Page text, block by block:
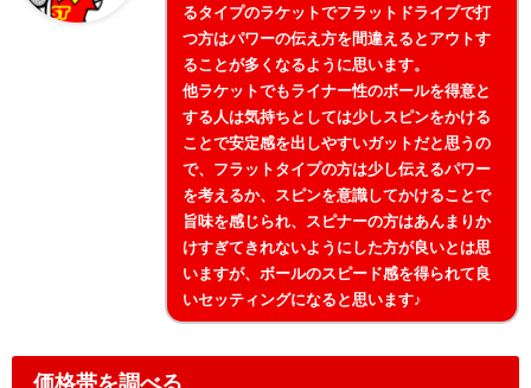
るタイプのラケットでフラットドライブで打
つ方はパワーの伝え方を間違えるとアウトす
ることが多くなるように思います。
他ラケットでもライナー性のボールを得意と
する人は気持ちとしては少しスピンをかける
ことで安定感を出しやすいガットだと思うの
で、フラットタイプの方は少し伝えるパワー
を考えるか、スピンを意識してかけることで
旨味を感じられ、スピナーの方はあんまりか
けすぎてきれないようにした方が良いとは思
いますが、ボールのスピード感を得られて良
いセッティングになると思います♪
価格帯を調べる